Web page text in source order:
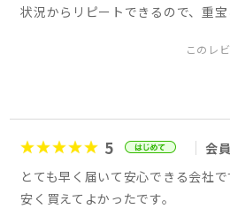
状況からリピートできるので、重宝
このレ
5 会
とても早く届いて安心できる会社
安く買えてよかったです。